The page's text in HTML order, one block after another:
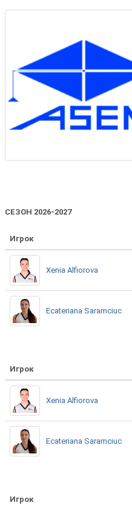
СЕЗОН 2026-2027
Игрок
Xenia Alfiorova
Ecateriana Saramciuc
Игрок
Xenia Alfiorova
Ecateriana Saramciuc
Игрок